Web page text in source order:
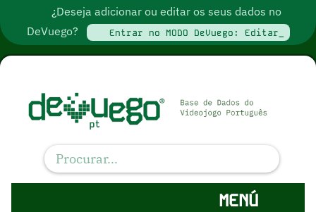
¿Deseja adicionar ou editar os seus dados no
DeVuego?
Entrar no MODO DeVuego: Editar_
MENÚ